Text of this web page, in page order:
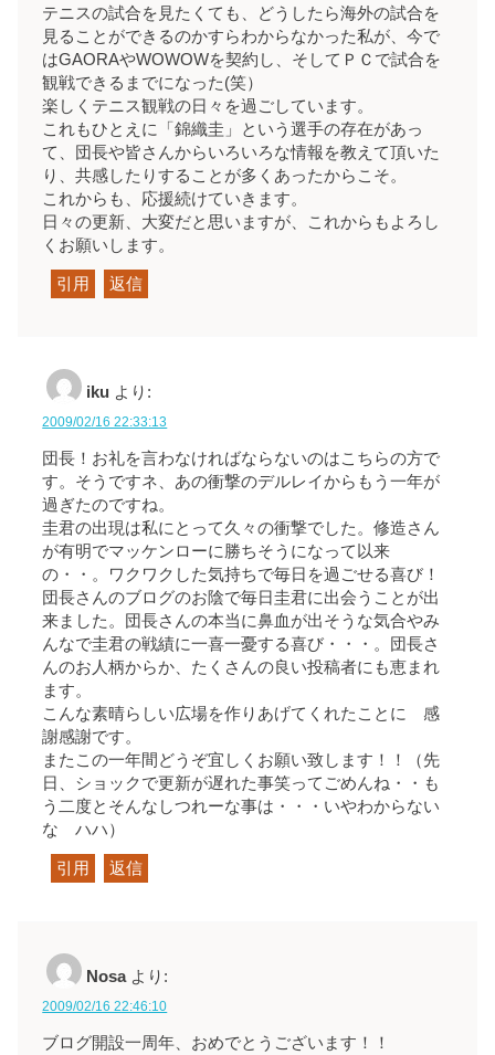
テニスの試合を見たくても、どうしたら海外の試合を
見ることができるのかすらわからなかった私が、今で
はGAORAやWOWOWを契約し、そしてＰＣで試合を
観戦できるまでになった(笑）
楽しくテニス観戦の日々を過ごしています。
これもひとえに「錦織圭」という選手の存在があっ
て、団長や皆さんからいろいろな情報を教えて頂いた
り、共感したりすることが多くあったからこそ。
これからも、応援続けていきます。
日々の更新、大変だと思いますが、これからもよろし
くお願いします。
引用 返信
iku より:
2009/02/16 22:33:13
団長！お礼を言わなければならないのはこちらの方で
す。そうですネ、あの衝撃のデルレイからもう一年が
過ぎたのですね。
圭君の出現は私にとって久々の衝撃でした。修造さん
が有明でマッケンローに勝ちそうになって以来
の・・。ワクワクした気持ちで毎日を過ごせる喜び！
団長さんのブログのお陰で毎日圭君に出会うことが出
来ました。団長さんの本当に鼻血が出そうな気合やみ
んなで圭君の戦績に一喜一憂する喜び・・・。団長さ
んのお人柄からか、たくさんの良い投稿者にも恵まれ
ます。
こんな素晴らしい広場を作りあげてくれたことに 感
謝感謝です。
またこの一年間どうぞ宜しくお願い致します！！（先
日、ショックで更新が遅れた事笑ってごめんね・・も
う二度とそんなしつれーな事は・・・いやわからない
な ハハ）
引用 返信
Nosa より:
2009/02/16 22:46:10
ブログ開設一周年、おめでとうございます！！